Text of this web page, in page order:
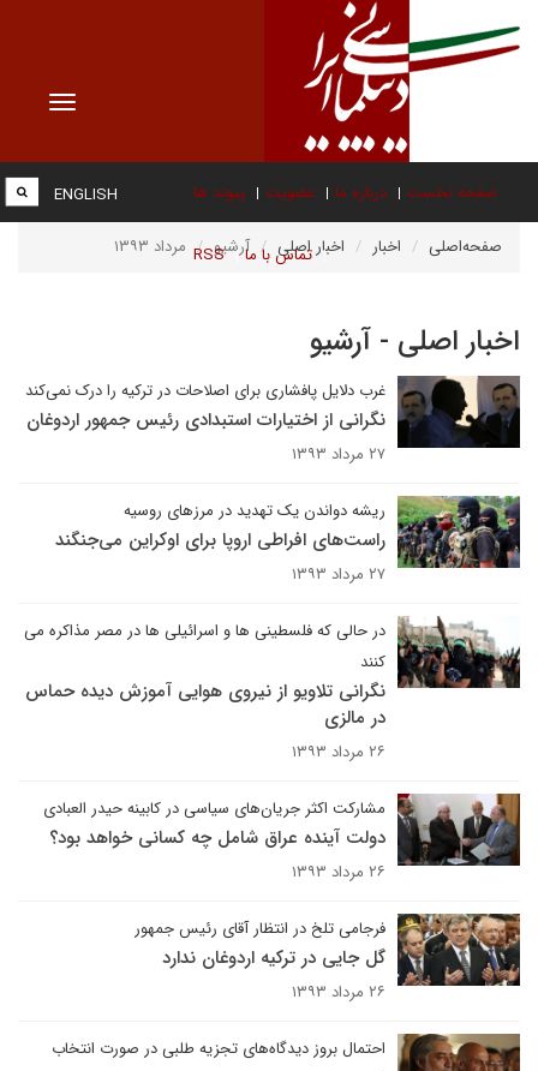
Toggle
صفحه نخست درباره ما عضویت پیوند ها
تماس با ما RSS
ENGLISH
صفحه‌اصلی اخبار اخبار اصلی آرشیو مرداد ۱۳۹۳
اخبار اصلی - آرشیو
غرب دلایل پافشاری برای اصلاحات در ترکیه را درک نمی‌کند
نگرانی از اختیارات استبدادی رئیس جمهور اردوغان
۲۷ مرداد ۱۳۹۳
ریشه دواندن یک تهدید در مرزهای روسیه
راست‌های افراطی اروپا برای اوکراین می‌جنگند
۲۷ مرداد ۱۳۹۳
در حالی که فلسطینی ها و اسرائیلی ها در مصر مذاکره می
کنند
نگرانی تلاویو از نیروی هوایی آموزش دیده حماس
در مالزی
۲۶ مرداد ۱۳۹۳
مشارکت اکثر جریان‌های سیاسی در کابینه حیدر العبادی
دولت آینده عراق شامل چه کسانی خواهد بود؟
۲۶ مرداد ۱۳۹۳
فرجامی تلخ در انتظار آقای رئیس جمهور
گل جایی در ترکیه اردوغان ندارد
۲۶ مرداد ۱۳۹۳
احتمال بروز دیدگاه‌های تجزیه طلبی در صورت انتخاب